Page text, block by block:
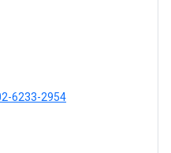
6233-2954